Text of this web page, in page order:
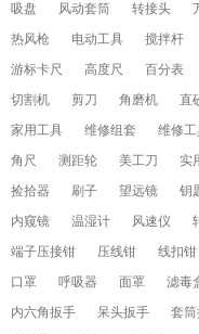
吸盘
风动套筒 转接头
热风枪
电动工具 搅拌杆
游标卡尺
高度尺 百分表
切割机
剪刀 角磨机 直
家用工具
维修组套 维修
角尺
测距轮 美工刀 实
捡拾器
刷子 望远镜 钥
内窥镜
温湿计 风速仪
端子压接钳
压线钳 线扣钳
口罩
呼吸器 面罩 滤毒
内六角扳手
呆头扳手 套